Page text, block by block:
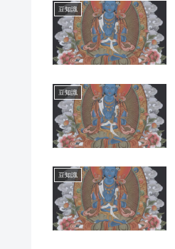
豆知識
豆知識
豆知識